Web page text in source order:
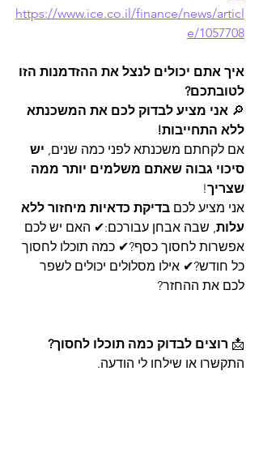
https://www.ice.co.il/finance/news/articl
e/1057708
איך אתם יכולים לנצל את ההזדמנות הזו
לטובתכם?
🔎 אני מציע לבדוק לכם את המשכנתא
ללא התחייבות!
אם לקחתם משכנתא לפני כמה שנים, יש
סיכוי גבוה שאתם משלמים יותר ממה
שצריך!
אני מציע לכם בדיקת כדאיות מיחזור ללא
עלות, שבה אבחן עבורכם:✔ האם יש לכם
אפשרות לחסוך כסף?✔ כמה תוכלו לחסוך
כל חודש?✔ אילו מסלולים יכולים לשפר
לכם את ההחזר?
📩 רוצים לבדוק כמה תוכלו לחסוך?
התקשרו או שילחו לי הודעה.